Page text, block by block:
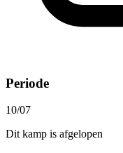
Periode
10/07
Dit kamp is afgelopen